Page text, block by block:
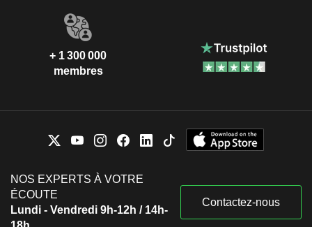
+ 1 300 000
membres
NOS EXPERTS À VOTRE
ÉCOUTE
Lundi - Vendredi 9h-12h / 14h-
Contactez-nous